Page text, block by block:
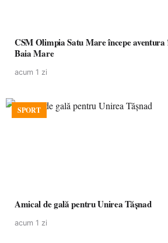
CSM Olimpia Satu Mare începe aventura în Cupa României la
Baia Mare
acum 1 zi
SPORT
Amical de gală pentru Unirea Tășnad
acum 1 zi